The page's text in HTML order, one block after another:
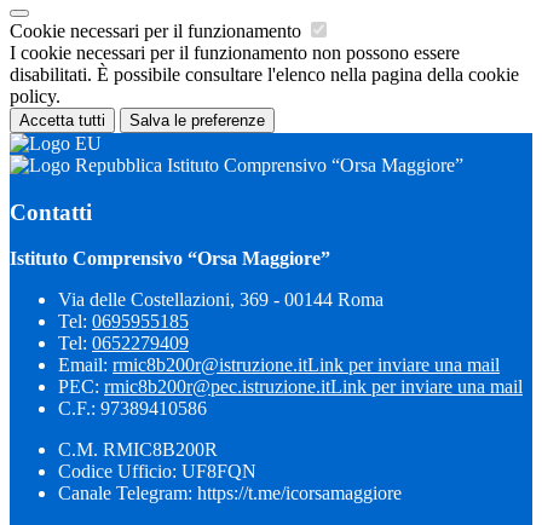
Cookie necessari per il funzionamento
I cookie necessari per il funzionamento non possono essere
disabilitati. È possibile consultare l'elenco nella pagina della cookie
policy.
Accetta tutti Salva le preferenze
Istituto Comprensivo “Orsa Maggiore”
Contatti
Istituto Comprensivo “Orsa Maggiore”
Via delle Costellazioni, 369 - 00144 Roma
Tel: 0695955185
Tel: 0652279409
Email: rmic8b200r@istruzione.itLink per inviare una mail
PEC: rmic8b200r@pec.istruzione.itLink per inviare una mail
C.F.: 97389410586
C.M. RMIC8B200R
Codice Ufficio: UF8FQN
Canale Telegram: https://t.me/icorsamaggiore